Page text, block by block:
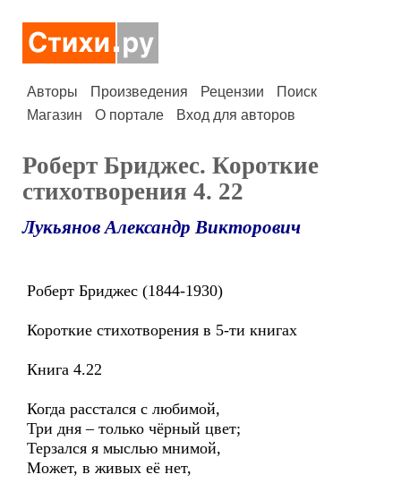
Авторы Произведения Рецензии
Поиск
Магазин
О портале Вход для авторов
Роберт Бриджес. Короткие
стихотворения 4. 22
Лукьянов Александр Викторович
Роберт Бриджес (1844-1930)
Короткие стихотворения в 5-ти книгах
Книга 4.22
Когда расстался с любимой,
Три дня – только чёрный цвет;
Терзался я мыслью мнимой,
Может, в живых её нет,